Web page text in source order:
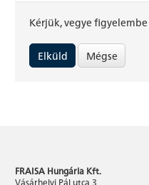
Kérjük, vegye figyelembe
Mégse
FRAISA Hungária Kft.
Vásárhelyi Pál utca 3